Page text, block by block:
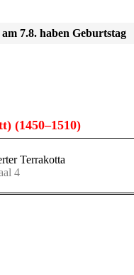
7.8. haben Geburtstag
(1450–1510)
Terrakotta
4